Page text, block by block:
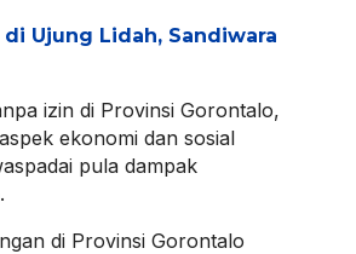
Ujung Lidah, Sandiwara
izin di Provinsi Gorontalo,
ekonomi dan sosial
pula dampak
di Provinsi Gorontalo